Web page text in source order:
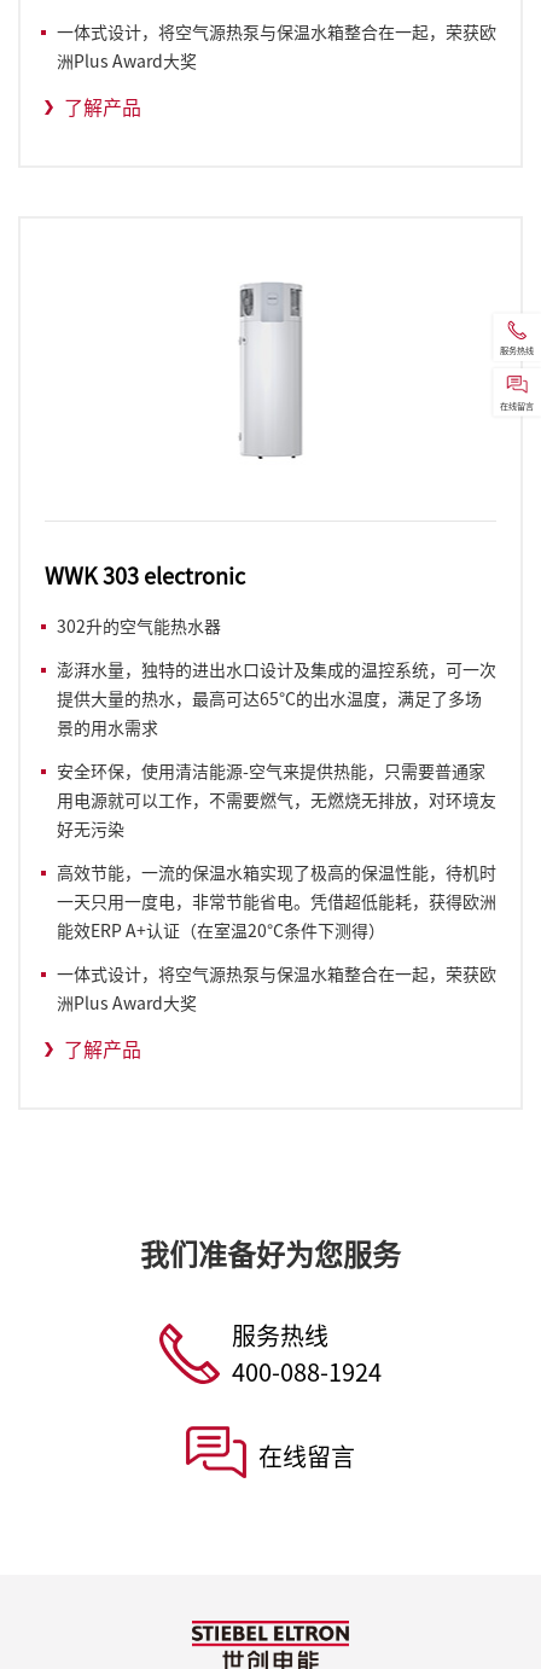
一体式设计，将空气源热泵与保温水箱整合在一起，荣获欧
洲Plus Award大奖
了解产品
WWK 303 electronic
302升的空气能热水器
澎湃水量，独特的进出水口设计及集成的温控系统，可一次
提供大量的热水，最高可达65°C的出水温度，满足了多场
景的用水需求
安全环保，使用清洁能源-空气来提供热能，只需要普通家
用电源就可以工作，不需要燃气，无燃烧无排放，对环境友
好无污染
高效节能，一流的保温水箱实现了极高的保温性能，待机时
一天只用一度电，非常节能省电。凭借超低能耗，获得欧洲
能效ERP A+认证（在室温20°C条件下测得）
一体式设计，将空气源热泵与保温水箱整合在一起，荣获欧
洲Plus Award大奖
了解产品
我们准备好为您服务
服务热线
400-088-1924
在线留言
服务热线
在线留言